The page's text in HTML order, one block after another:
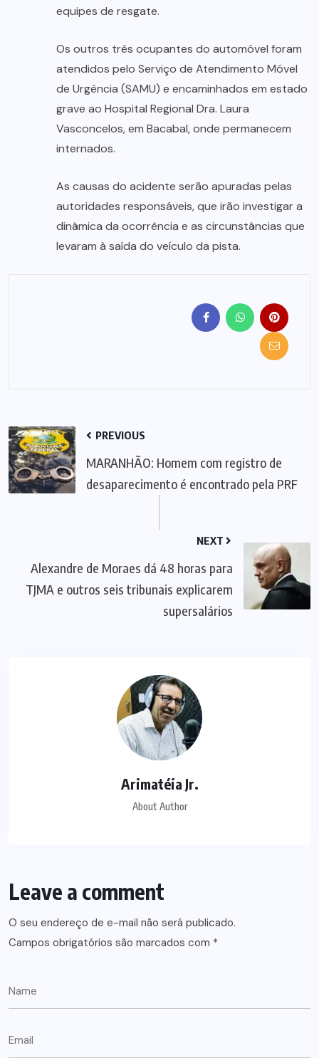
equipes de resgate.
Os outros três ocupantes do automóvel foram
atendidos pelo Serviço de Atendimento Móvel
de Urgência (SAMU) e encaminhados em estado
grave ao Hospital Regional Dra. Laura
Vasconcelos, em Bacabal, onde permanecem
internados.
As causas do acidente serão apuradas pelas
autoridades responsáveis, que irão investigar a
dinâmica da ocorrência e as circunstâncias que
levaram à saída do veículo da pista.
PREVIOUS
MARANHÃO: Homem com registro de
desaparecimento é encontrado pela PRF
NEXT
Alexandre de Moraes dá 48 horas para
TJMA e outros seis tribunais explicarem
supersalários
Arimatéia Jr.
About Author
Leave a comment
O seu endereço de e-mail não será publicado.
Campos obrigatórios são marcados com *